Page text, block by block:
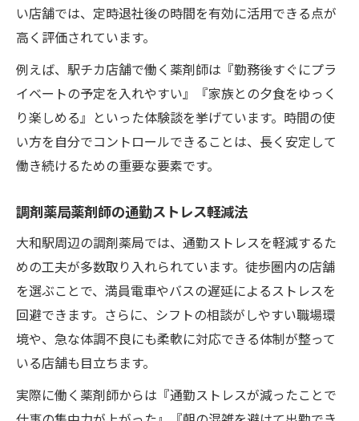
い店舗では、定時退社後の時間を有効に活用できる点が
高く評価されています。
例えば、駅チカ店舗で働く薬剤師は『勤務後すぐにプラ
イベートの予定を入れやすい』『家族との夕食をゆっく
り楽しめる』といった体験談を挙げています。時間の使
い方を自分でコントロールできることは、長く安定して
働き続けるための重要な要素です。
調剤薬局薬剤師の通勤ストレス軽減法
大和駅周辺の調剤薬局では、通勤ストレスを軽減するた
めの工夫が多数取り入れられています。徒歩圏内の店舗
を選ぶことで、満員電車やバスの遅延によるストレスを
回避できます。さらに、シフトの相談がしやすい職場環
境や、急な体調不良にも柔軟に対応できる体制が整って
いる店舗も目立ちます。
実際に働く薬剤師からは『通勤ストレスが減ったことで